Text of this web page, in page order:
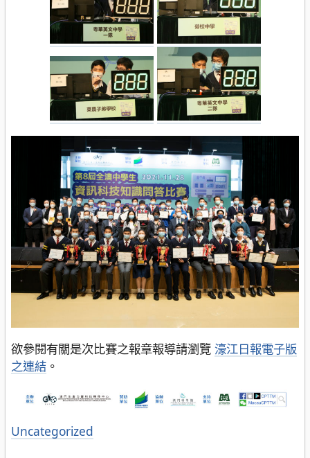
欲參閱有關是次比賽之報章報導請瀏覽 濠江日報電子版
之連結 。
分
Uncategorized